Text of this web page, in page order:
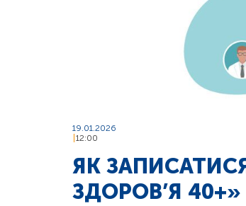
19.01.2026
12:00
ЯК
ЗДОРОВ’Я 40+»